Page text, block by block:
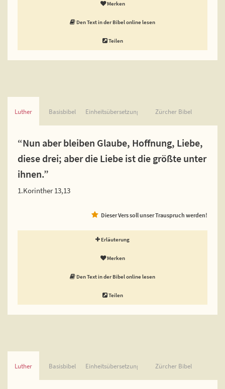
Merken
Den Text in der Bibel online lesen
Teilen
Luther Basisbibel Einheitsübersetzung Zürcher Bibel
“Nun aber bleiben Glaube, Hoffnung, Liebe,
diese drei; aber die Liebe ist die größte unter
ihnen.”
1.Korinther 13,13
Dieser Vers soll unser Trauspruch werden!
Erläuterung
Merken
Den Text in der Bibel online lesen
Teilen
Luther Basisbibel Einheitsübersetzung Zürcher Bibel